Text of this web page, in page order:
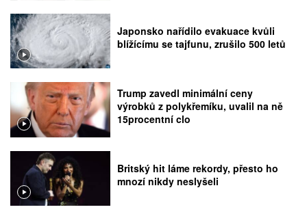
Japonsko nařídilo evakuace kvůli
blížícímu se tajfunu, zrušilo 500 letů
Trump zavedl minimální ceny
výrobků z polykřemíku, uvalil na ně
15procentní clo
Britský hit láme rekordy, přesto ho
mnozí nikdy neslyšeli